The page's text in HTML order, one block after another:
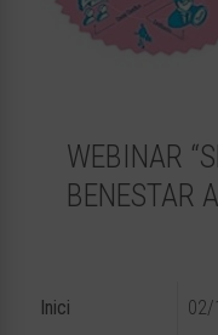
WEBINAR
BENESTAR
Inici 02/